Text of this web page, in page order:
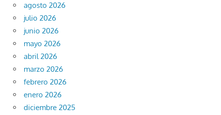
agosto 2026
julio 2026
junio 2026
mayo 2026
abril 2026
marzo 2026
febrero 2026
enero 2026
diciembre 2025